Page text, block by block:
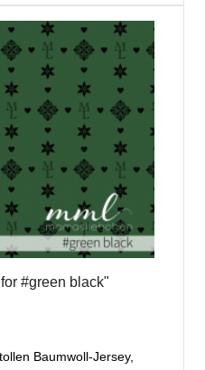
#green black"
Baumwoll-Jersey,